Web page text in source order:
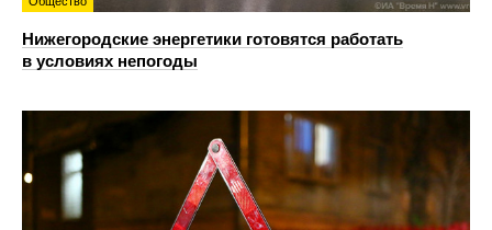
Нижегородские энергетики готовятся работать
в условиях непогоды